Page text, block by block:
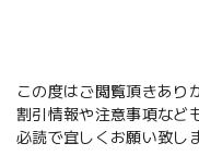
この度はご閲覧頂きあり
割引情報や注意事項など
必読で宜しくお願い致し